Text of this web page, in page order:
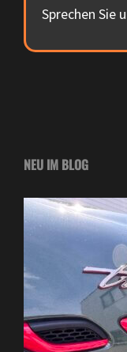
Sprechen Sie
NEU IM BLOG